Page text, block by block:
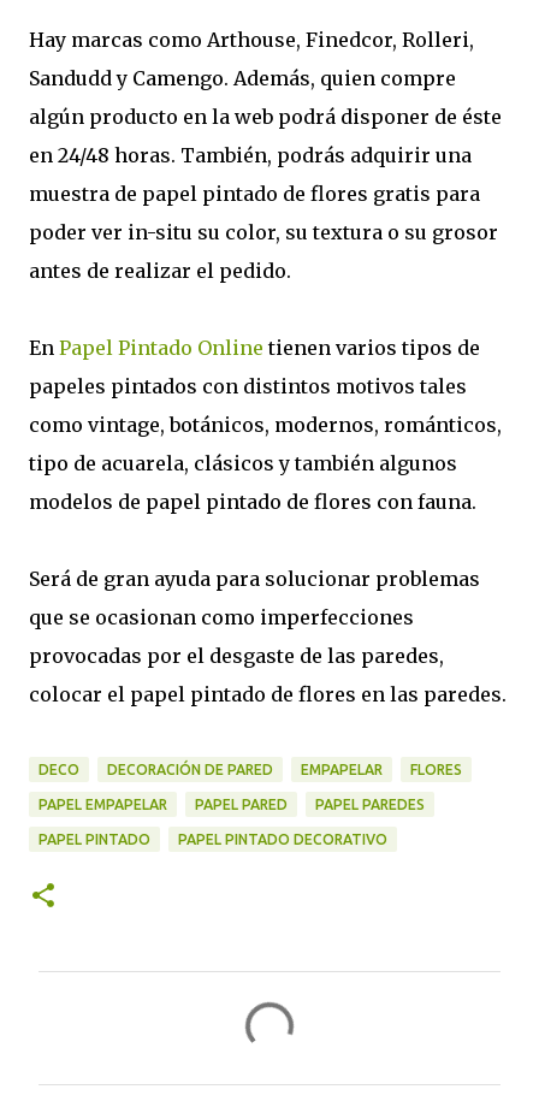
Hay marcas como Arthouse, Finedcor, Rolleri,
Sandudd y Camengo. Además, quien compre
algún producto en la web podrá disponer de éste
en 24/48 horas. También, podrás adquirir una
muestra de papel pintado de flores gratis para
poder ver in-situ su color, su textura o su grosor
antes de realizar el pedido.
En Papel Pintado Online tienen varios tipos de
papeles pintados con distintos motivos tales
como vintage, botánicos, modernos, románticos,
tipo de acuarela, clásicos y también algunos
modelos de papel pintado de flores con fauna.
Será de gran ayuda para solucionar problemas
que se ocasionan como imperfecciones
provocadas por el desgaste de las paredes,
colocar el papel pintado de flores en las paredes.
DECO DECORACIÓN DE PARED EMPAPELAR FLORES
PAPEL EMPAPELAR PAPEL PARED PAPEL PAREDES
PAPEL PINTADO PAPEL PINTADO DECORATIVO